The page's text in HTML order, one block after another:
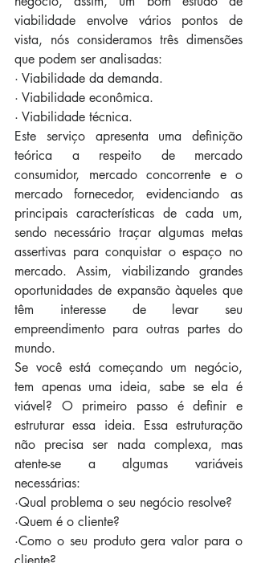
viabilidade envolve vários pontos de
vista, nós consideramos três dimensões
que podem ser analisadas:
· Viabilidade da demanda.
· Viabilidade econômica.
· Viabilidade técnica.
Este serviço apresenta uma definição
teórica a respeito de mercado
consumidor, mercado concorrente e o
mercado fornecedor, evidenciando as
principais características de cada um,
sendo necessário traçar algumas metas
assertivas para conquistar o espaço no
mercado. Assim, viabilizando grandes
oportunidades de expansão àqueles que
têm interesse de levar seu
empreendimento para outras partes do
mundo.
Se você está começando um negócio,
tem apenas uma ideia, sabe se ela é
viável? O primeiro passo é definir e
estruturar essa ideia. Essa estruturação
não precisa ser nada complexa, mas
atente-se a algumas variáveis
necessárias:
·Qual problema o seu negócio resolve?
·Quem é o cliente?
·Como o seu produto gera valor para o